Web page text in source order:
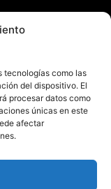
tecnologías como las
del dispositivo. El
procesar datos como
únicas en este
afectar